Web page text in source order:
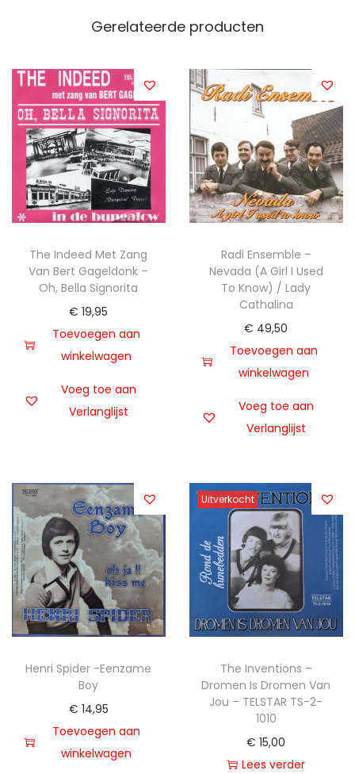
Gerelateerde producten
The Indeed Met Zang
Van Bert Gageldonk –
Oh, Bella Signorita
€ 19,95
Toevoegen aan
winkelwagen
Voeg toe aan
Verlanglijst
Radi Ensemble –
Nevada (A Girl I Used
To Know) / Lady
Cathalina
€ 49,50
Toevoegen aan
winkelwagen
Voeg toe aan
Verlanglijst
Henri Spider -Eenzame
Boy
€ 14,95
Toevoegen aan
winkelwagen
Uitverkocht
The Inventions –
Dromen Is Dromen Van
Jou – TELSTAR TS-2-
1010
€ 15,00
Lees verder